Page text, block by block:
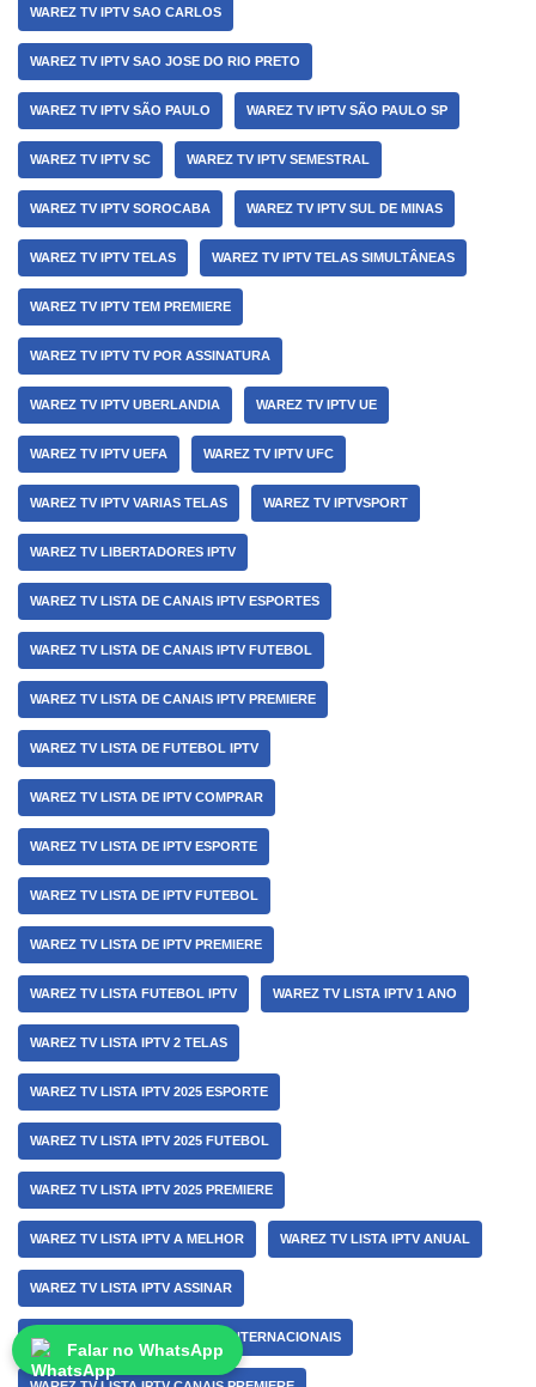
WAREZ TV IPTV SAO CARLOS
WAREZ TV IPTV SAO JOSE DO RIO PRETO
WAREZ TV IPTV SÃO PAULO WAREZ TV IPTV SÃO PAULO SP
WAREZ TV IPTV SC WAREZ TV IPTV SEMESTRAL
WAREZ TV IPTV SOROCABA WAREZ TV IPTV SUL DE MINAS
WAREZ TV IPTV TELAS WAREZ TV IPTV TELAS SIMULTÂNEAS
WAREZ TV IPTV TEM PREMIERE
WAREZ TV IPTV TV POR ASSINATURA
WAREZ TV IPTV UBERLANDIA WAREZ TV IPTV UE
WAREZ TV IPTV UEFA WAREZ TV IPTV UFC
WAREZ TV IPTV VARIAS TELAS WAREZ TV IPTVSPORT
WAREZ TV LIBERTADORES IPTV
WAREZ TV LISTA DE CANAIS IPTV ESPORTES
WAREZ TV LISTA DE CANAIS IPTV FUTEBOL
WAREZ TV LISTA DE CANAIS IPTV PREMIERE
WAREZ TV LISTA DE FUTEBOL IPTV
WAREZ TV LISTA DE IPTV COMPRAR
WAREZ TV LISTA DE IPTV ESPORTE
WAREZ TV LISTA DE IPTV FUTEBOL
WAREZ TV LISTA DE IPTV PREMIERE
WAREZ TV LISTA FUTEBOL IPTV WAREZ TV LISTA IPTV 1 ANO
WAREZ TV LISTA IPTV 2 TELAS
WAREZ TV LISTA IPTV 2025 ESPORTE
WAREZ TV LISTA IPTV 2025 FUTEBOL
WAREZ TV LISTA IPTV 2025 PREMIERE
WAREZ TV LISTA IPTV A MELHOR WAREZ TV LISTA IPTV ANUAL
WAREZ TV LISTA IPTV ASSINAR
WAREZ TV LISTA IPTV CANAIS INTERNACIONAIS
Falar no WhatsApp